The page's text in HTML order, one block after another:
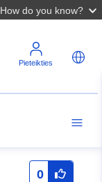
How do you know?
Pieteikties
0